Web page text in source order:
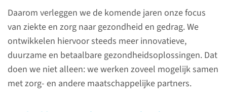
Daarom verleggen we de komende jaren onze focus
van ziekte en zorg naar gezondheid en gedrag. We
ontwikkelen hiervoor steeds meer innovatieve,
duurzame en betaalbare gezondheidsoplossingen. Dat
doen we niet alleen: we werken zoveel mogelijk samen
met zorg- en andere maatschappelijke partners.
een proef waarbij dit probleem
wordt aangepakt door
medicijnen die patiënten thuis
overhouden opnieuw uit te
geven. De ziekenhuizen hebben
hiermee een wereldwijde
primeur. Hart van Nederland